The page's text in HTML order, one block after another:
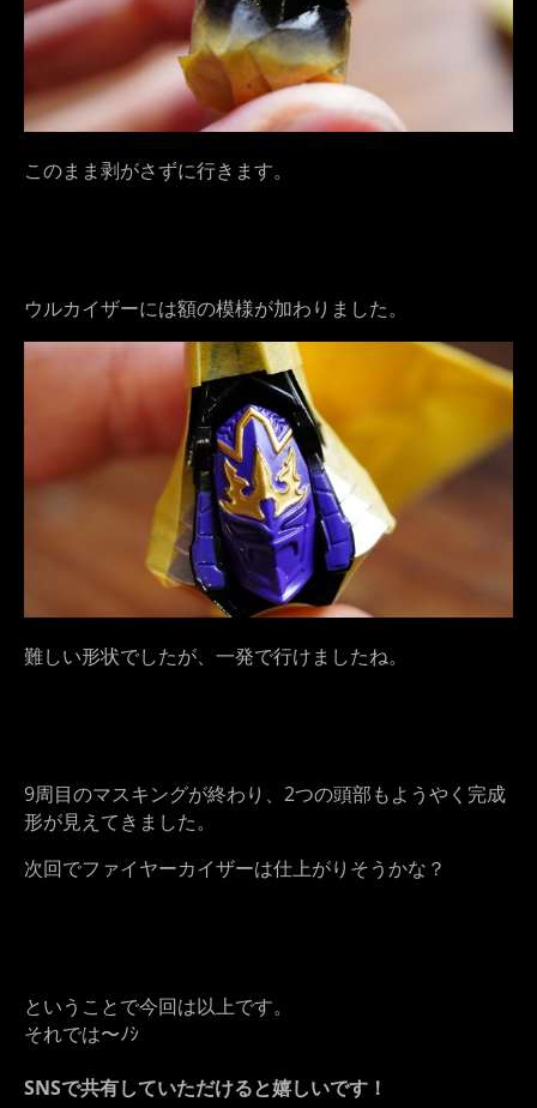
このまま剥がさずに行きます。
ウルカイザーには額の模様が加わりました。
難しい形状でしたが、一発で行けましたね。
9周目のマスキングが終わり、2つの頭部もようやく完成
形が見えてきました。
次回でファイヤーカイザーは仕上がりそうかな？
ということで今回は以上です。
それでは〜ﾉｼ
SNSで共有していただけると嬉しいです！